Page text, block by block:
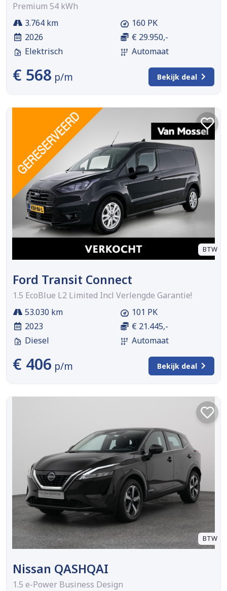
Premium 54 kWh
3.764 km
2026
Elektrisch
160 PK
€ 29.950,-
Automaat
€ 568 p/m Bekijk deal
BTW
Ford Transit Connect
1.5 EcoBlue L2 Limited Incl Verlengde Garantie!
53.030 km
2023
Diesel
101 PK
€ 21.445,-
Automaat
€ 406 p/m Bekijk deal
BTW
Nissan QASHQAI
1.5 e-Power Business Design